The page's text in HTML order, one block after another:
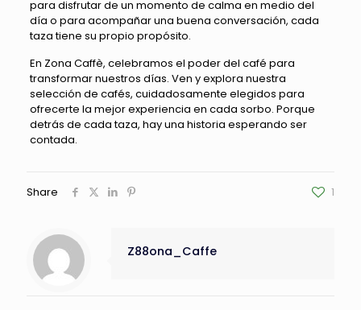
para disfrutar de un momento de calma en medio del
día o para acompañar una buena conversación, cada
taza tiene su propio propósito.
En Zona Caffè, celebramos el poder del café para
transformar nuestros días. Ven y explora nuestra
selección de cafés, cuidadosamente elegidos para
ofrecerte la mejor experiencia en cada sorbo. Porque
detrás de cada taza, hay una historia esperando ser
contada.
Share 1
Z88ona_Caffe